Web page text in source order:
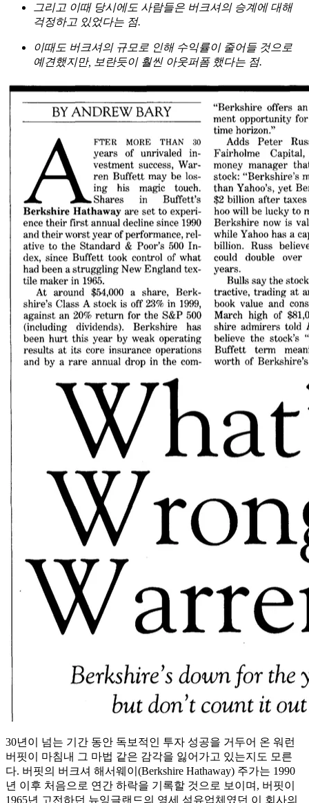
그리고 이때 당시에도 사람들은 버크셔의 승계에 대해
걱정하고 있었다는 점.
이때도 버크셔의 규모로 인해 수익률이 줄어들 것으로
예견했지만, 보란듯이 훨씬 아웃퍼폼 했다는 점.
30년이 넘는 기간 동안 독보적인 투자 성공을 거두어 온 워런
버핏이 마침내 그 마법 같은 감각을 잃어가고 있는지도 모른
다. 버핏의 버크셔 해서웨이(Berkshire Hathaway) 주가는 1990
년 이후 처음으로 연간 하락을 기록할 것으로 보이며, 버핏이
1965년 고전하던 뉴잉글랜드의 영세 섬유업체였던 이 회사의